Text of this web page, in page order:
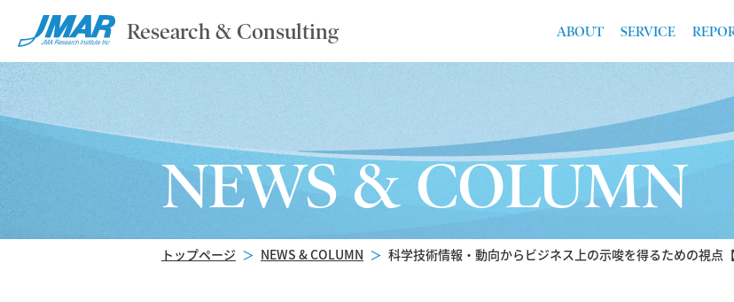
Research & Consulting ABOUT SERVICE
NEWS & COLUMN
トップページ ＞ NEWS & COLUMN ＞ 科学技術情報・動向からビジネス上の示唆を得るための視